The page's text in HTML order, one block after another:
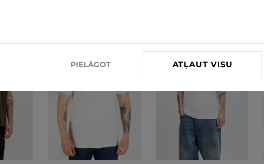
PIELĀGOT ATĻAUT VISU